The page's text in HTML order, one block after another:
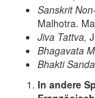
Sanskrit
Malhotra.
Jiva Tattva,
Bhagavata
Bhakti
In andere